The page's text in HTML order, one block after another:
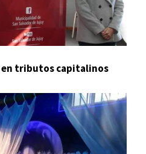
en tributos capitalinos